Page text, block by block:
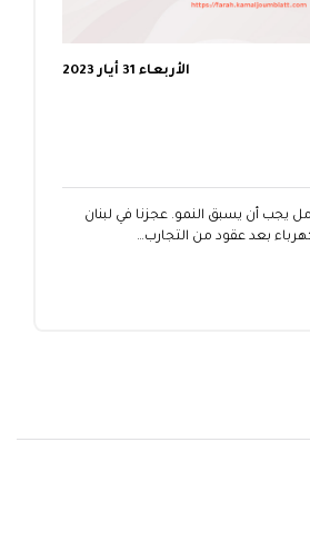
الأربعاء 31 أيار 2023
يجب أن يسبق النمو. عجزنا في لبنان
بعد عقود من التجارب…